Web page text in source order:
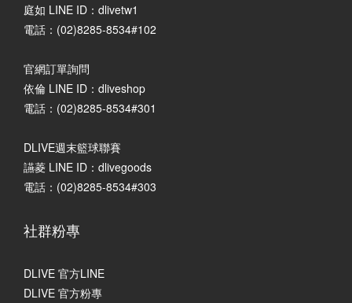
庭如 LINE ID：dlivetw1
電話：(02)8285-8534#102
官網訂單詢問
依倫 LINE ID：dliveshop
電話：(02)8285-8534#301
DLIVE週末籃球聯賽
讌菱 LINE ID：dlivegoods
電話：(02)8285-8534#303
社群粉專
DLIVE 官方LINE
DLIVE 官方粉專